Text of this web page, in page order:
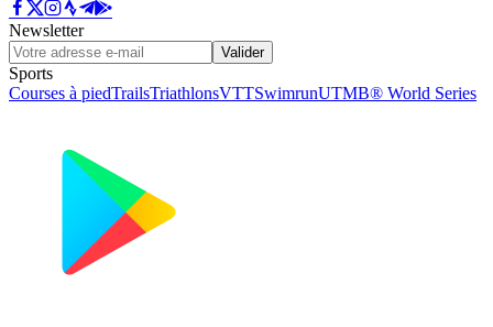
Newsletter
Valider
Sports
Courses à piedTrailsTriathlonsVTTSwimrunUTMB® World Series